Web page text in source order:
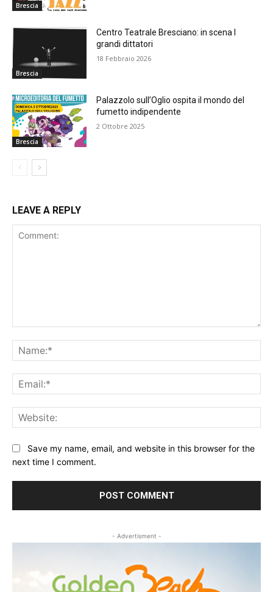
Brescia
Brescia
Centro Teatrale Bresciano: in scena I
grandi dittatori
18 Febbraio 2026
Brescia
Palazzolo sull’Oglio ospita il mondo del
fumetto indipendente
2 Ottobre 2025
LEAVE A REPLY
Save my name, email, and website in this browser for the
next time I comment.
- Advertisment -